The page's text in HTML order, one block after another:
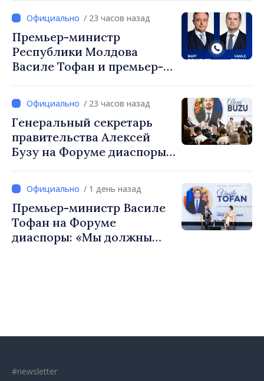
/ 23 часов назад
Премьер-министр
Республики Молдова
Василе Тофан и премьер-
Вевер обсудили
европейский путь
Республики Молдова
/ 23 часов назад
Генеральный секретарь
правительства Алексей
Бузу на Форуме диаспоры:
чтобы строить более
сильные сообщества»
/ 1 день назад
Премьер-министр Василе
Тофан на Форуме
диаспоры: «Мы должны
#newsletter